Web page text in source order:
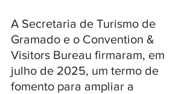
A Secretaria de Turismo de
Gramado e o Convention &
Visitors Bureau firmaram, em
julho de 2025, um termo de
fomento para ampliar a